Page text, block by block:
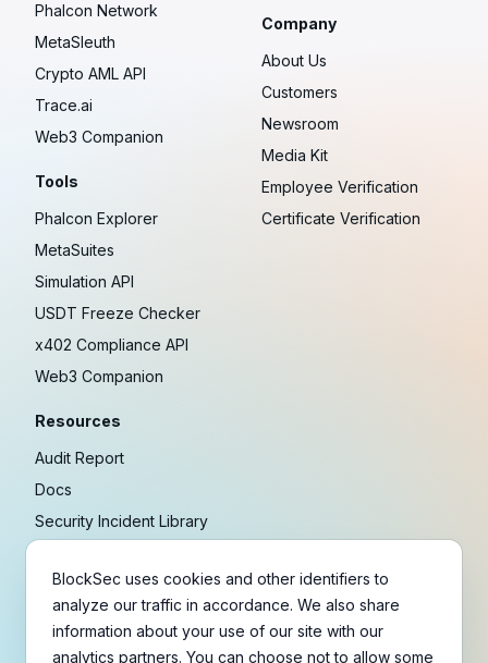
Phalcon Network
MetaSleuth
Crypto AML API
Trace.ai
Web3 Companion
Tools
Phalcon Explorer
MetaSuites
Simulation API
USDT Freeze Checker
x402 Compliance API
Web3 Companion
Resources
Audit Report
Docs
Security Incident Library
Research
Guides
Crypto Payment Playbook
Company
About Us
Customers
Newsroom
Media Kit
Employee Verification
Certificate Verification
BlockSec uses cookies and other identifiers to
analyze our traffic in accordance. We also share
information about your use of our site with our
analytics partners. You can choose not to allow some